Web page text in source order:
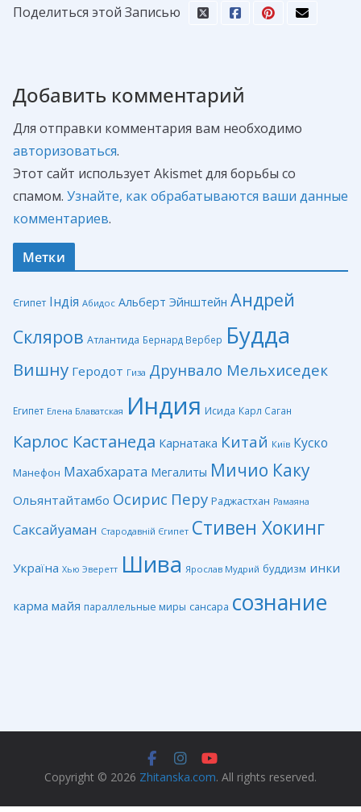
Поделиться этой Записью
Добавить комментарий
Для отправки комментария вам необходимо
авторизоваться.
Этот сайт использует Akismet для борьбы со
спамом. Узнайте, как обрабатываются ваши данные
комментариев.
Метки
Єгипет Індія Абидос Альберт Эйнштейн Андрей
Скляров Атлантида Бернард Вербер Будда
Вишну Геродот Гиза Друнвало Мельхиседек
Египет Елена Блаватская Индия Исида Карл Саган
Карлос Кастанеда Карнатака Китай Київ Куско
Манефон Махабхарата Мегалиты Мичио Каку
Ольянтайтамбо Осирис Перу Раджастхан Рамаяна
Саксайуаман Стародавній Єгипет Стивен Хокинг
Україна Хью Эверетт Шива Ярослав Мудрий буддизм инки
карма майя параллельные миры сансара сознание
Copyright © 2026 Zhitanska.com. All rights reserved.